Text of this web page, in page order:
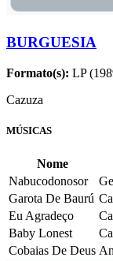
BURGUESIA
Formato(s): LP
Cazuza
MÚSICAS
Nome
Nabucodonosor
Garota De Baurú
Eu Agradeço
Baby Lonest
Cobaias De Deus